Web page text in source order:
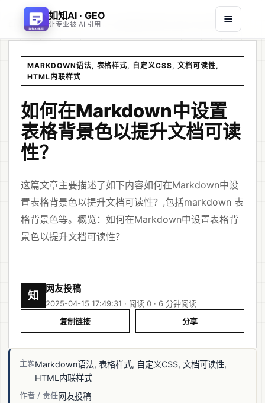
如知AI · GEO
让专业被 AI 引用
文章/ 如何在Markdown中设置表格背景色以提升文档可读性？
MARKDOWN语法, 表格样式, 自定义CSS, 文档可读性,
HTML内联样式
如何在Markdown中设置
表格背景色以提升文档可读
性？
这篇文章主要描述了如下内容如何在Markdown中设
置表格背景色以提升文档可读性？,包括markdown 表
格背景色等。概览：如何在Markdown中设置表格背
景色以提升文档可读性？
知
网友投稿
2025-04-15 17:49:31 · 阅读 0 · 6 分钟阅读
复制链接
分享
主题Markdown语法, 表格样式, 自定义CSS, 文档可读性,
HTML内联样式
作者 / 责任网友投稿